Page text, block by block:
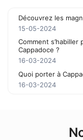
Découvrez les
15-05-2024
Comment
Cappadoce ?
16-03-2024
Quoi porter à
16-03-2024